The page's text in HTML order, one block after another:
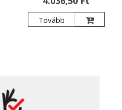
Tovább